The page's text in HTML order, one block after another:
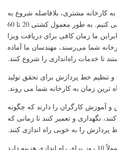
کارخانه مشتری، بلافاصله شروع به
درخواست ویزا به کشور مشتری می کنیم. به طور معمول کشتی 20 تا 60
ما زمان کافی برای دریافت ویزا
شما می‌رسند، مهندسان ما آماده
تا خدمات راه‌اندازی را شروع کنند.
و تنظیم خط پردازش برای تحقق تولید
ترین زمان به کارخانه شما می روند.
آموزش کارگران را دارند که چگونه
نگهداری و تعمیر کنند تا زمانی که
پردازش را به خوبی راه اندازی کنند.